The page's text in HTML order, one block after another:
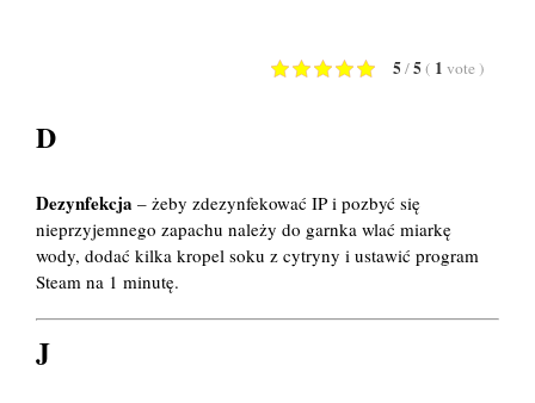
5/5( 1 vote )
D
Dezynfekcja – żeby zdezynfekować IP i pozbyć się
nieprzyjemnego zapachu należy do garnka wlać miarkę
wody, dodać kilka kropel soku z cytryny i ustawić program
Steam na 1 minutę.
J